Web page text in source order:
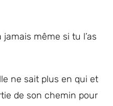
même si tu l’as
ne sait plus en qui et
de son chemin pour